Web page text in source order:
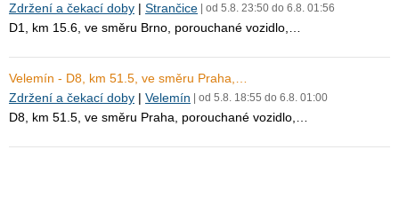
Zdržení a čekací doby | Strančice | od 5.8. 23:50 do 6.8. 01:56
D1, km 15.6, ve směru Brno, porouchané vozidlo,…
Velemín - D8, km 51.5, ve směru Praha,…
Zdržení a čekací doby | Velemín | od 5.8. 18:55 do 6.8. 01:00
D8, km 51.5, ve směru Praha, porouchané vozidlo,…